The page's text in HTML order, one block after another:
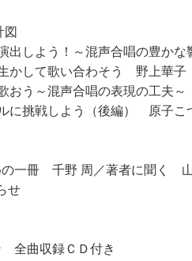
図
出しよう！～混声合唱の豊か
かして歌い合わそう 野上華子
おう～混声合唱の表現の工夫
に挑戦しよう（後編） 原子こ
一冊 千野 周／著者に聞く
せ
全曲収録ＣＤ付き